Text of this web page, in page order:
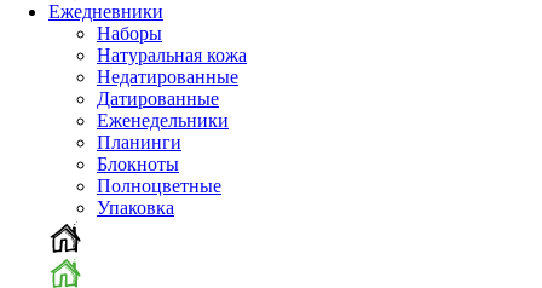
Ежедневники
Наборы
Натуральная кожа
Недатированные
Датированные
Еженедельники
Планинги
Блокноты
Полноцветные
Упаковка